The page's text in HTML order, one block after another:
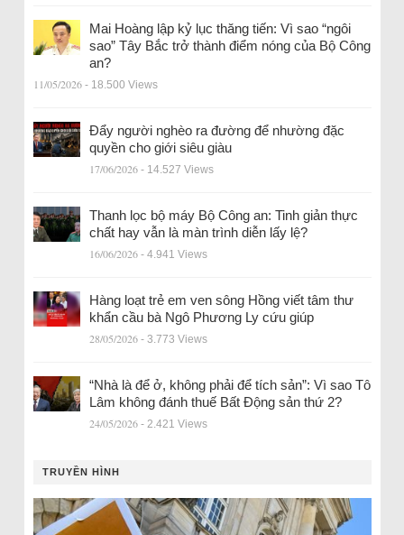
Mai Hoàng lập kỷ lục thăng tiến: Vì sao “ngôi
sao” Tây Bắc trở thành điểm nóng của Bộ Công
an?
11/05/2026 - 18.500 Views
Đẩy người nghèo ra đường để nhường đặc
quyền cho giới siêu giàu
17/06/2026 - 14.527 Views
Thanh lọc bộ máy Bộ Công an: Tinh giản thực
chất hay vẫn là màn trình diễn lấy lệ?
16/06/2026 - 4.941 Views
Hàng loạt trẻ em ven sông Hồng viết tâm thư
khẩn cầu bà Ngô Phương Ly cứu giúp
28/05/2026 - 3.773 Views
“Nhà là để ở, không phải để tích sản”: Vì sao Tô
Lâm không đánh thuế Bất Động sản thứ 2?
24/05/2026 - 2.421 Views
TRUYỀN HÌNH